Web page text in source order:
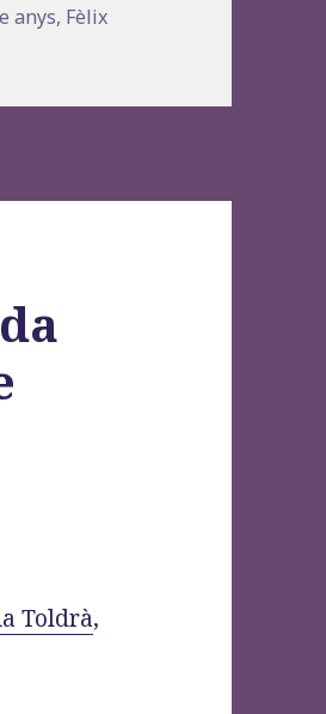
anys, Fèlix
Toldrà,